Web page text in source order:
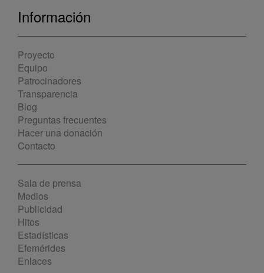
Información
Proyecto
Equipo
Patrocinadores
Transparencia
Blog
Preguntas frecuentes
Hacer una donación
Contacto
Sala de prensa
Medios
Publicidad
Hitos
Estadísticas
Efemérides
Enlaces